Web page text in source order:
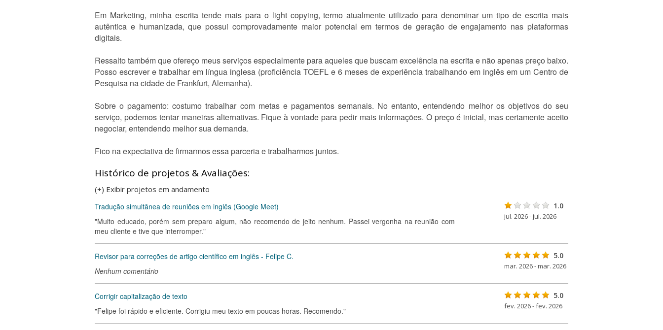
Em Marketing, minha escrita tende mais para o light copying, termo atualmente utilizado para denominar um tipo de escrita mais
autêntica e humanizada, que possui comprovadamente maior potencial em termos de geração de engajamento nas plataformas
digitais.
Ressalto também que ofereço meus serviços especialmente para aqueles que buscam excelência na escrita e não apenas preço baixo.
Posso escrever e trabalhar em língua inglesa (proficiência TOEFL e 6 meses de experiência trabalhando em inglês em um Centro de
Pesquisa na cidade de Frankfurt, Alemanha).
Sobre o pagamento: costumo trabalhar com metas e pagamentos semanais. No entanto, entendendo melhor os objetivos do seu
serviço, podemos tentar maneiras alternativas. Fique à vontade para pedir mais informações. O preço é inicial, mas certamente aceito
negociar, entendendo melhor sua demanda.
Fico na expectativa de firmarmos essa parceria e trabalharmos juntos.
Histórico de projetos & Avaliações:
(+) Exibir projetos em andamento
Tradução simultânea de reuniões em inglês (Google Meet)
"Muito educado, porém sem preparo algum, não recomendo de jeito nenhum. Passei vergonha na reunião com
meu cliente e tive que interromper."
1.0
jul. 2026 - jul. 2026
Revisor para correções de artigo científico em inglês - Felipe C.
Nenhum comentário
5.0
mar. 2026 - mar. 2026
Corrigir capitalização de texto
"Felipe foi rápido e eficiente. Corrigiu meu texto em poucas horas. Recomendo."
5.0
fev. 2026 - fev. 2026